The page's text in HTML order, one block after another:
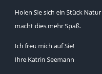
Holen Sie sich ein Stück
macht dies mehr Spaß.
Ich freu mich auf Sie!
Ihre Katrin Seemann